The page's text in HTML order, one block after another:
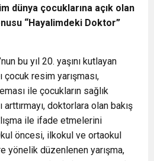
dünya çocuklarına açık olan
“Hayalimdeki Doktor”
bu yıl 20. yaşını kutlayan
resim yarışması,
ile çocukların sağlık
arttırmayı, doktorlara olan bakış
ile ifade etmelerini
öncesi, ilkokul ve ortaokul
yönelik düzenlenen yarışma,